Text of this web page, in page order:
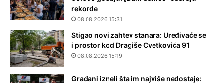
rekorde
08.08.2026 15:31
Stigao novi zahtev stanara: Uređivaće se
i prostor kod Dragiše Cvetkovića 91
08.08.2026 15:19
Građani izneli šta im najviše nedostaje: